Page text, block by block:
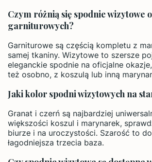
Czym różnią się spodnie wizytowe
garniturowych?
Garniturowe są częścią kompletu z
samej tkaniny. Wizytowe to szersze
eleganckie spodnie na oficjalne
też osobno, z koszulą lub inną
Jaki kolor spodni wizytowych na
Granat i czerń są najbardziej
większości koszul i marynarek,
biurze i na uroczystości. Szarość to
łagodniejsza trzecia baza.